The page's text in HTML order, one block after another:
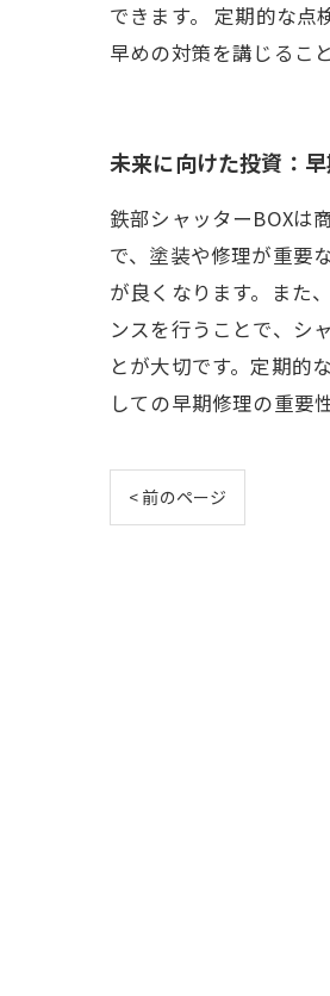
できます。 定期的な点
早めの対策を講じるこ
未来に向けた投資：
鉄部シャッターBOXは
で、塗装や修理が重要
が良くなります。また
ンスを行うことで、シ
とが大切です。定期的
しての早期修理の重要
< 前のページ